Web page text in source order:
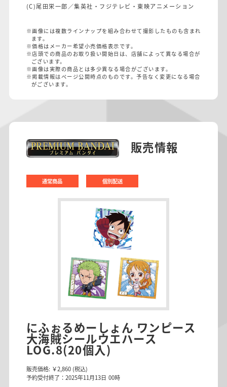
(C)尾田栄一郎／集英社・フジテレビ・東映アニメーション
※画像には複数ラインナップを組み合わせて撮影したものも含まれ
ます。
※価格はメーカー希望小売価格表示です。
※店頭での商品のお取り扱い開始日は、店舗によって異なる場合が
ございます。
※画像は実際の商品とは多少異なる場合がございます。
※掲載情報はページ公開時点のものです。予告なく変更になる場合
がございます。
販売情報
通常商品 個別配送
にふぉるめーしょん ワンピース
大海賊シールウエハース
LOG.8(20個入)
販売価格: ￥2,860 (税込)
予約受付終了：2025年11月13日 00時